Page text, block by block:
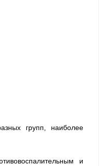
групп, наиболее
и